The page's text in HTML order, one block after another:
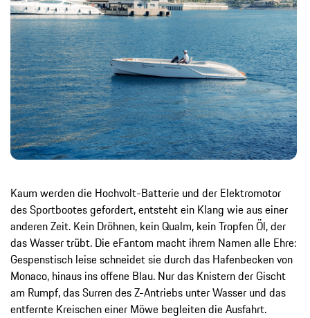
Kaum werden die Hochvolt-Batterie und der Elektromotor
des Sportbootes gefordert, entsteht ein Klang wie aus einer
anderen Zeit. Kein Dröhnen, kein Qualm, kein Tropfen Öl, der
das Wasser trübt. Die eFantom macht ihrem Namen alle Ehre:
Gespenstisch leise schneidet sie durch das Hafenbecken von
Monaco, hinaus ins offene Blau. Nur das Knistern der Gischt
am Rumpf, das Surren des Z-Antriebs unter Wasser und das
entfernte Kreischen einer Möwe begleiten die Ausfahrt.